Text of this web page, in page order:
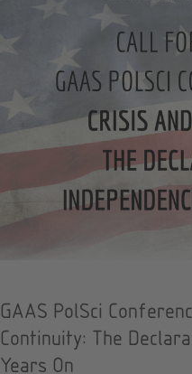
GAAS PolSci
Continuity: The
Years On